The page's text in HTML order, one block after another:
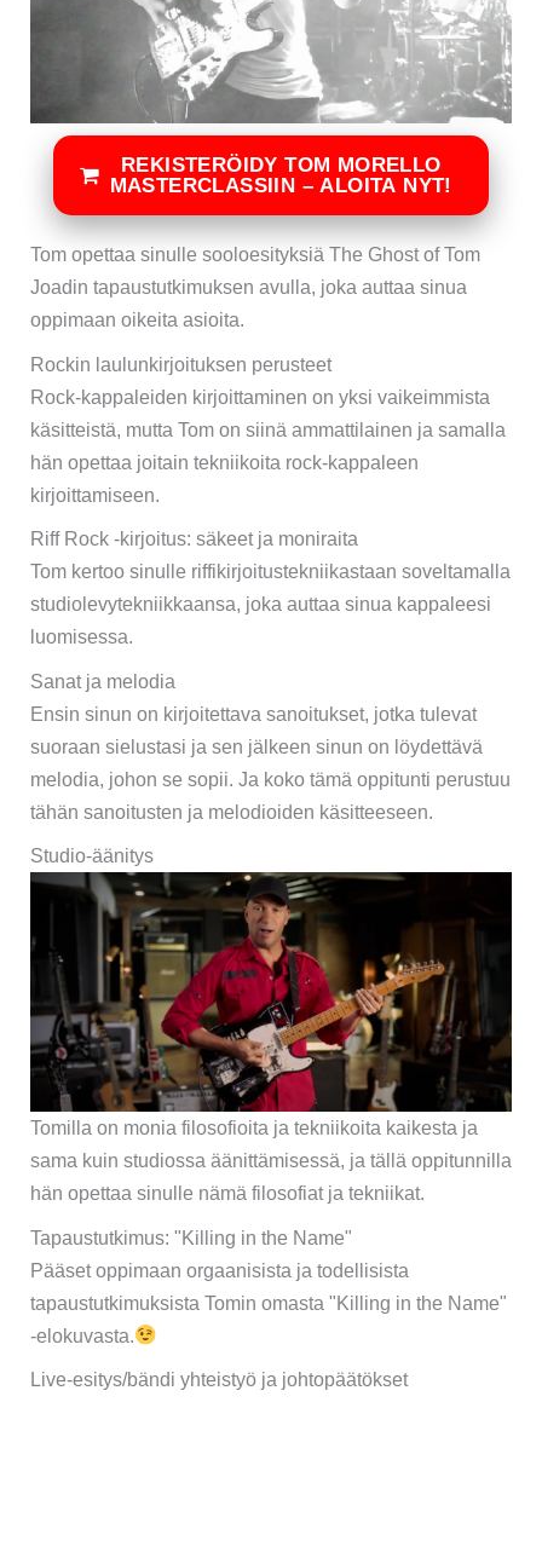
REKISTERÖIDY TOM MORELLO
MASTERCLASSIIN – ALOITA NYT!
Tom opettaa sinulle sooloesityksiä The Ghost of Tom
Joadin tapaustutkimuksen avulla, joka auttaa sinua
oppimaan oikeita asioita.
Rockin laulunkirjoituksen perusteet
Rock-kappaleiden kirjoittaminen on yksi vaikeimmista
käsitteistä, mutta Tom on siinä ammattilainen ja samalla
hän opettaa joitain tekniikoita rock-kappaleen
kirjoittamiseen.
Riff Rock -kirjoitus: säkeet ja moniraita
Tom kertoo sinulle riffikirjoitustekniikastaan ​​soveltamalla
studiolevytekniikkaansa, joka auttaa sinua kappaleesi
luomisessa.
Sanat ja melodia
Ensin sinun on kirjoitettava sanoitukset, jotka tulevat
suoraan sielustasi ja sen jälkeen sinun on löydettävä
melodia, johon se sopii. Ja koko tämä oppitunti perustuu
tähän sanoitusten ja melodioiden käsitteeseen.
Studio-äänitys
Tomilla on monia filosofioita ja tekniikoita kaikesta ja
sama kuin studiossa äänittämisessä, ja tällä oppitunnilla
hän opettaa sinulle nämä filosofiat ja tekniikat.
Tapaustutkimus: "Killing in the Name"
Pääset oppimaan orgaanisista ja todellisista
tapaustutkimuksista Tomin omasta "Killing in the Name"
-elokuvasta.
Live-esitys/bändi yhteistyö ja johtopäätökset